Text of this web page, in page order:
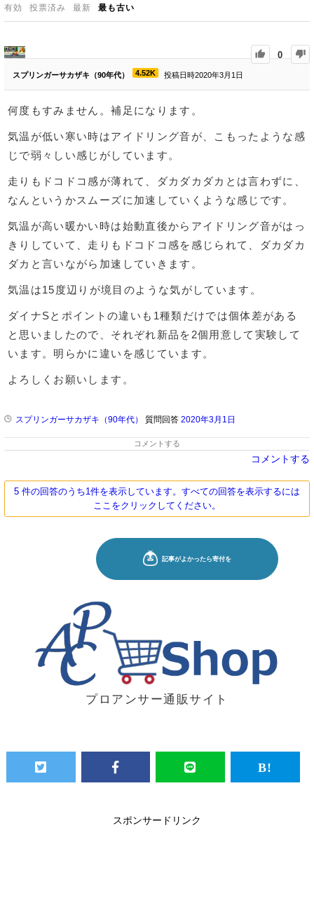
有効 投票済み 最新 最も古い
0
スプリンガーサカザキ（90年代） 4.52K 投稿日時2020年3月1日
何度もすみません。補足になります。
気温が低い寒い時はアイドリング音が、こもったような感
じで弱々しい感じがしています。
走りもドコドコ感が薄れて、ダカダカダカとは言わずに、
なんというかスムーズに加速していくような感じです。
気温が高い暖かい時は始動直後からアイドリング音がはっ
きりしていて、走りもドコドコ感を感じられて、ダカダカ
ダカと言いながら加速していきます。
気温は15度辺りが境目のような気がしています。
ダイナSとポイントの違いも1種類だけでは個体差がある
と思いましたので、それぞれ新品を2個用意して実験して
います。明らかに違いを感じています。
よろしくお願いします。
スプリンガーサカザキ（90年代） 質問回答 2020年3月1日
コメントする
コメントする
5 件の回答のうち1件を表示しています。すべての回答を表示するには
ここをクリックしてください。
プロアンサー通販サイト
スポンサードリンク